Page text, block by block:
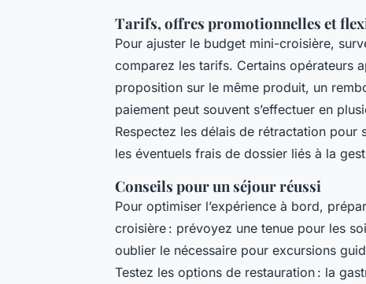
Tarifs, offres promotionnelles et
Pour ajuster le budget mini-croisière,
comparez les tarifs. Certains opérateurs
proposition sur le même produit, un
paiement peut souvent s’effectuer en
Respectez les délais de rétractation
les éventuels frais de dossier liés à la
Conseils pour un séjour réussi
Pour optimiser l’expérience à bord,
croisière : prévoyez une tenue pour les
oublier le nécessaire pour excursions
Testez les options de restauration : la